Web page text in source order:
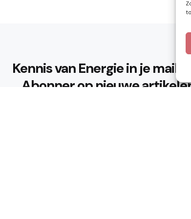
Kennis van Energie in je
Abonner op nieuwe